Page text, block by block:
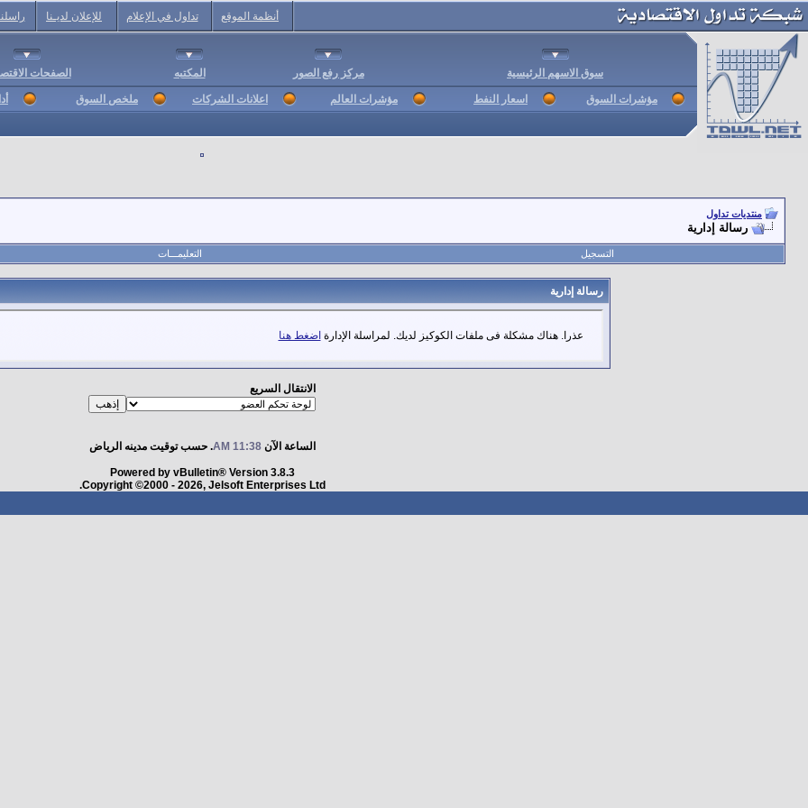
أنظمة الموقع تداول في الإعلام للإعلان لديـنا
سوق الاسهم الرئيسية مركز رفع الصور المكتبه الصفحات
مؤشرات السوق اسعار النفط مؤشرات العالم اعلانات الشركات ملخص السوق
منتديات تداول
رسالة إدارية
التسجيل التعليمـــات
رسالة إدارية
عذرا. هناك مشكلة فى ملفات الكوكيز لديك. لمراسلة الإدارة اضغط هنا
الانتقال السريع
الساعة الآن11:38 AM . حسب توقيت مدينه الرياض
Powered by vBulletin® Version 3.8.3
Copyright ©2000 - 2026, Jelsoft Enterprises Ltd.